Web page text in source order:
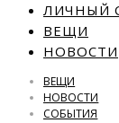
ЛИЧНЫЙ
ВЕЩИ
НОВОСТИ
ВЕЩИ
НОВОСТИ
СОБЫТИЯ